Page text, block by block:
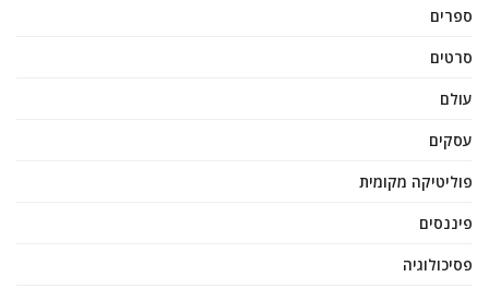
ספרים
סרטים
עולם
עסקים
פוליטיקה מקומית
פיננסים
פסיכולוגיה